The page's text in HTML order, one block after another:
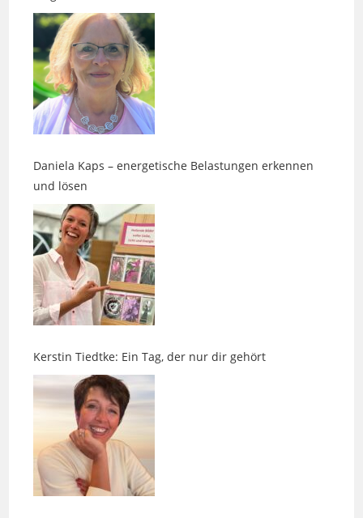
Daniela Kaps – energetische Belastungen erkennen
Kerstin Tiedtke: Ein Tag, der nur dir gehört
Nächster Ausstieg LEBENSART 2026